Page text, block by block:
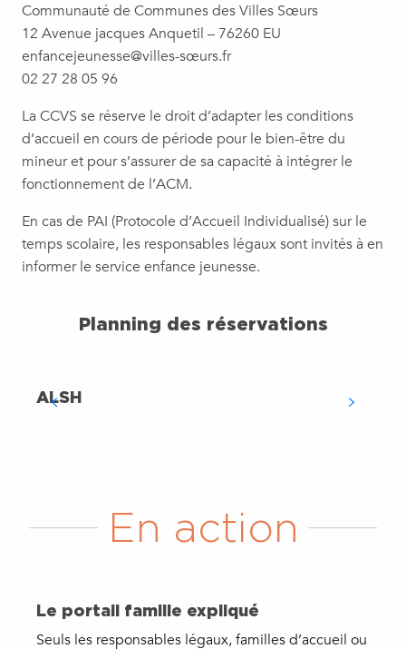
Communauté de Communes des Villes Sœurs
12 Avenue jacques Anquetil – 76260 EU
enfancejeunesse@villes-sœurs.fr
02 27 28 05 96
La CCVS se réserve le droit d’adapter les conditions
d’accueil en cours de période pour le bien-être du
mineur et pour s’assurer de sa capacité à intégrer le
fonctionnement de l’ACM.
En cas de PAI (Protocole d’Accueil Individualisé) sur le
temps scolaire, les responsables légaux sont invités à en
informer le service enfance jeunesse.
Planning des réservations
ALSH
En action
Le portail famille expliqué
Seuls les responsables légaux, familles d’accueil ou